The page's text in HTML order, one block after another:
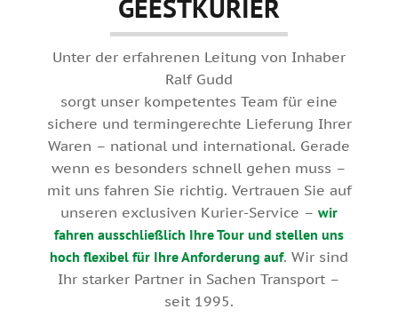
GEESTKURIER
Unter der erfahrenen Leitung von Inhaber
Ralf Gudd
sorgt unser kompetentes Team für eine
sichere und termingerechte Lieferung Ihrer
Waren – national und international. Gerade
wenn es besonders schnell gehen muss –
mit uns fahren Sie richtig. Vertrauen Sie auf
unseren exclusiven Kurier-Service – wir
fahren ausschließlich Ihre Tour und stellen uns
hoch flexibel für Ihre Anforderung auf. Wir sind
Ihr starker Partner in Sachen Transport –
seit 1995.